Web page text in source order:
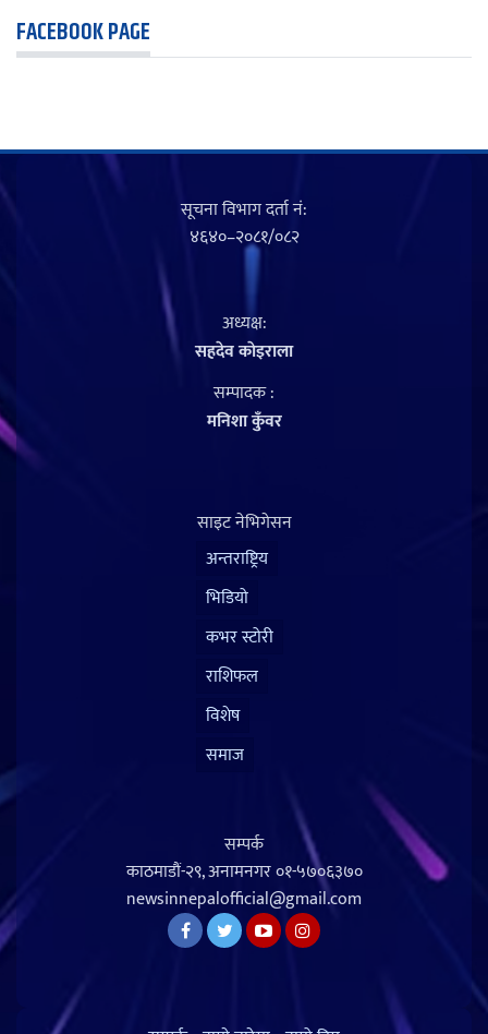
FACEBOOK PAGE
सूचना विभाग दर्ता नं‍:
४६४०–२०८१/०८२
अध्यक्ष:
सहदेव काेइराला
सम्पादक :
मनिशा कुँवर
साइट नेभिगेसन
अन्तराष्ट्रिय
भिडियो
कभर स्टोरी
राशिफल
विशेष
समाज
सम्पर्क
काठमाडौं-२९, अनामनगर०१-५७०६३७०
newsinnepalofficial@gmail.com